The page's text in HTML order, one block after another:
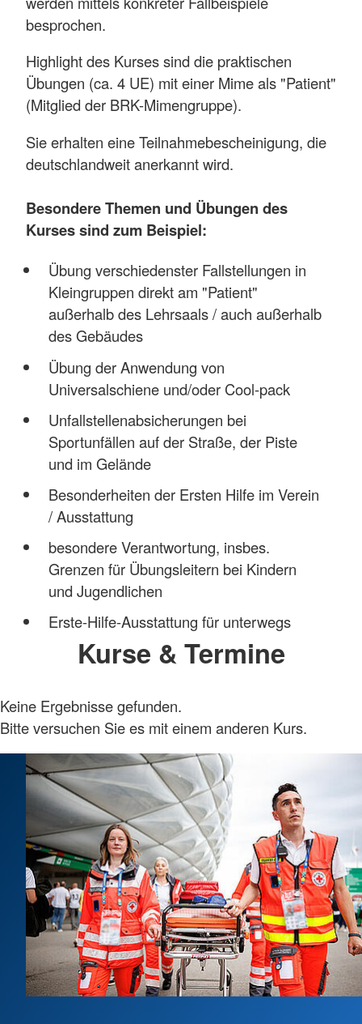
besprochen.
Highlight des Kurses sind die praktischen
Übungen (ca. 4 UE) mit einer Mime als "Patient"
(Mitglied der BRK-Mimengruppe).
Sie erhalten eine Teilnahmebescheinigung, die
deutschlandweit anerkannt wird.
Besondere Themen und Übungen des
Kurses sind zum Beispiel:
Übung verschiedenster Fallstellungen in
Kleingruppen direkt am "Patient"
außerhalb des Lehrsaals / auch außerhalb
des Gebäudes
Übung der Anwendung von
Universalschiene und/oder Cool-pack
Unfallstellenabsicherungen bei
Sportunfällen auf der Straße, der Piste
und im Gelände
Besonderheiten der Ersten Hilfe im Verein
/ Ausstattung
besondere Verantwortung, insbes.
Grenzen für Übungsleitern bei Kindern
und Jugendlichen
Erste-Hilfe-Ausstattung für unterwegs
Kurse & Termine
Keine Ergebnisse gefunden.
Bitte versuchen Sie es mit einem anderen Kurs.